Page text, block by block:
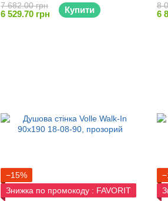
7 682.00 грн
6 529.70 грн Купити 8
6
−15%
Знижка по промокоду : FAVORIT